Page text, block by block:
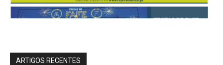
ARTIGOS RECENTES